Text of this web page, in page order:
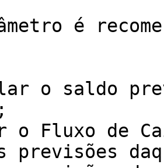
é
o saldo
Fluxo de
previsões